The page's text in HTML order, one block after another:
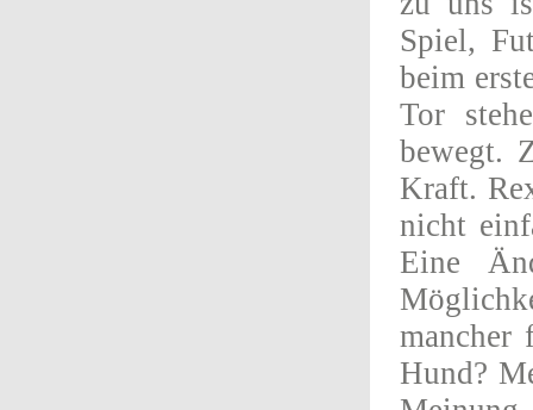
Spiel,
beim
Tor
bewegt.
Kraft.
nicht
Eine
mancher
Hund?